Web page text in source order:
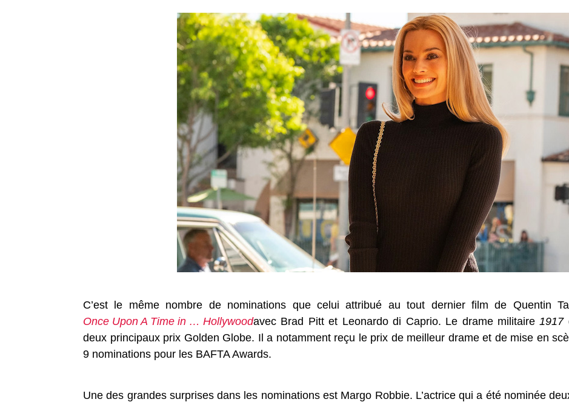
C’est le même nombre de nominations que celui attribué au tout dernier film de Quentin
Once Upon A Time in … Hollywoodavec Brad Pitt et Leonardo di Caprio. Le drame militaire1917
deux principaux prix Golden Globe. Il a notamment reçu le prix de meilleur drame et de mise en
9 nominations pour les BAFTA Awards.
Une des grandes surprises dans les nominations est Margo Robbie. L’actrice qui a été nominée